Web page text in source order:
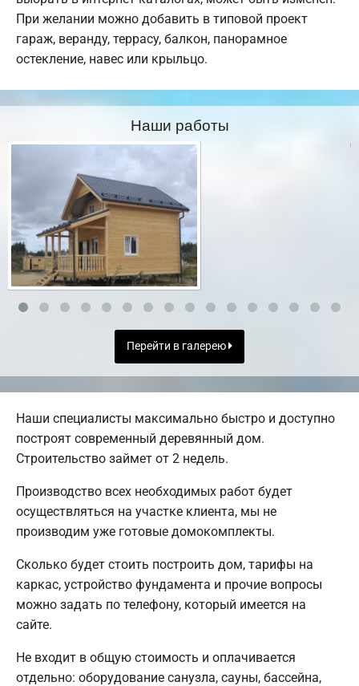
При желании можно добавить в типовой проект
гараж, веранду, террасу, балкон, панорамное
остекление, навес или крыльцо.
Наши работы
Перейти в галерею
Наши специалисты максимально быстро и доступно
построят современный деревянный дом.
Строительство займет от 2 недель.
Производство всех необходимых работ будет
осуществляться на участке клиента, мы не
производим уже готовые домокомплекты.
Сколько будет стоить построить дом, тарифы на
каркас, устройство фундамента и прочие вопросы
можно задать по телефону, который имеется на
сайте.
Не входит в общую стоимость и оплачивается
отдельно: оборудование санузла, сауны, бассейна,